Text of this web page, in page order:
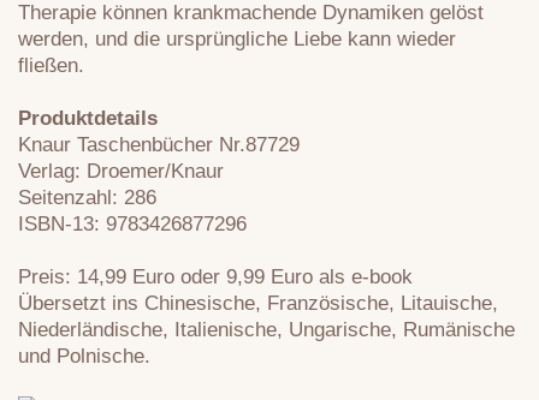
Therapie können krankmachende Dynamiken gelöst
werden, und die ursprüngliche Liebe kann wieder
fließen.
Produktdetails
Knaur Taschenbücher Nr.87729
Verlag: Droemer/Knaur
Seitenzahl: 286
ISBN-13: 9783426877296
Preis: 14,99 Euro oder 9,99 Euro als e-book
Übersetzt ins Chinesische, Französische, Litauische,
Niederländische, Italienische, Ungarische, Rumänische
und Polnische.